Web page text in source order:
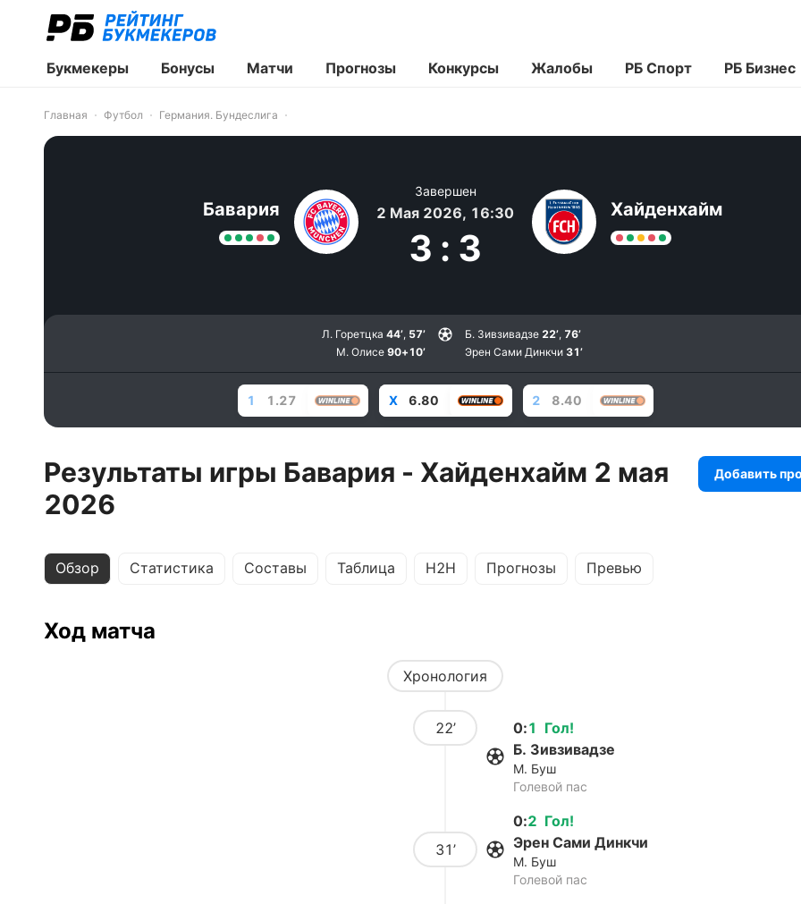
Букмекеры Бонусы Матчи Прогнозы Конкурсы Жалобы РБ Спорт РБ Бизнес
Главная Футбол Германия. Бундеслига
Бавария
Завершен
2 Мая 2026, 16:30
3 : 3
Хайденхайм
Л. Горетцка 44’, 57’
М. Олисе 90+10’
Б. Зивзивадзе 22’, 76’
Эрен Сами Динкчи 31’
1 1.27 X 6.80 2 8.40
Результаты игры Бавария - Хайденхайм 2 мая
2026
Добавить
Обзор Статистика Составы Таблица H2H Прогнозы Превью
Ход матча
Хронология
22’ Гол!
0:1
Б. Зивзивадзе
М. Буш
Голевой пас
31’
Гол!
0:2
Эрен Сами Динкчи
М. Буш
Голевой пас